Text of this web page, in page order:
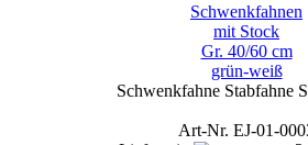
Schwenkfahnen
mit Stock
Gr. 40/60 cm
grün-weiß
Schwenkfahne Stabfahne
Art-Nr. EJ-01-